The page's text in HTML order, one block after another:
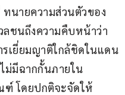
นายความส่วนตัวของ
ชนถึงความคืบหน้าว่า
เยี่ยมญาติใกล้ชิดในแดน
ม่มีฉากกั้นภายใน
โดยปกติจะจัดให้